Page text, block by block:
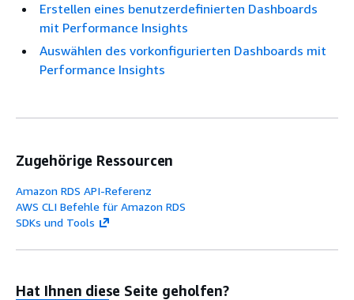
Erstellen eines benutzerdefinierten Dashboards
mit Performance Insights
Auswählen des vorkonfigurierten Dashboards mit
Performance Insights
Zugehörige Ressourcen
Amazon RDS API-Referenz
AWS CLI Befehle für Amazon RDS
SDKs und Tools
Hat Ihnen diese Seite geholfen?